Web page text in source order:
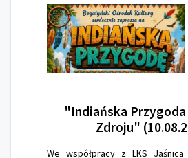
"Indiańska
Zdroju"
We współpracy z LKS